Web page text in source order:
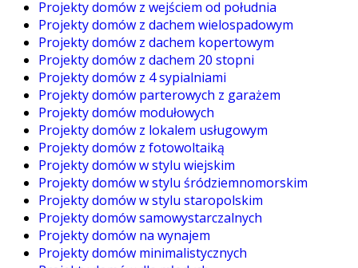
Projekty domów z wejściem od południa
Projekty domów z dachem wielospadowym
Projekty domów z dachem kopertowym
Projekty domów z dachem 20 stopni
Projekty domów z 4 sypialniami
Projekty domów parterowych z garażem
Projekty domów modułowych
Projekty domów z lokalem usługowym
Projekty domów z fotowoltaiką
Projekty domów w stylu wiejskim
Projekty domów w stylu śródziemnomorskim
Projekty domów w stylu staropolskim
Projekty domów samowystarczalnych
Projekty domów na wynajem
Projekty domów minimalistycznych